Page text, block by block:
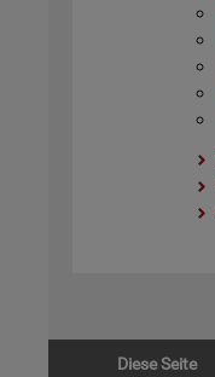
Diese Seite